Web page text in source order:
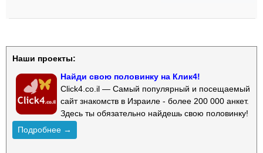
Наши проекты:
Найди свою половинку на Клик4!
Click4.co.il — Самый популярный и посещаемый
сайт знакомств в Израиле - более 200 000 анкет.
Здесь ты обязательно найдешь свою половинку!
Подробнее →